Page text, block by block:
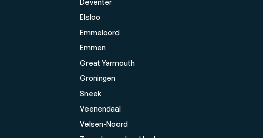
Deventer
Elsloo
Emmeloord
Emmen
Great Yarmouth
Groningen
Sneek
Veenendaal
Velsen-Noord